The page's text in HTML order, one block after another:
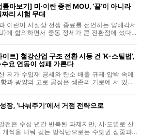
있다고 본다. 반면 시장주의 진영에서는 근로
불명확한 도급·특고
아보기] 미·이란 종전 MOU, ‘끝’이 아니라
리 시험 무대
이란이 사실상 전쟁 종료를 선언하는 양해각서
에 합의하면서 중동 정세가 큰 전환점에 섰다.
성과 미사일이 오가던 전장은 외교와 경제의 무
서히 옮겨가는 분위기
트] 철강산업 구조 전환 시동 건 ‘K-스틸법’,
수요 연동이 성패 가른다
저가 수입재 공세와 탄소 배출 규제 압박 속에
과 광양의 고로 공정은 생존의 기로에 서 있다.
립 전환을 지원하는 ‘K-스틸법(K-Steel Act)’ 시
장, ‘나눠주기’에서 거점 전략으로
전은 수십 년간 반복된 과제지만, 시·도별로 산
개씩을 나눠 갖는 방식만으로는 수도권 집중과